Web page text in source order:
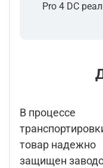
Pro 4 DC
В процессе
товар надежно
защищен